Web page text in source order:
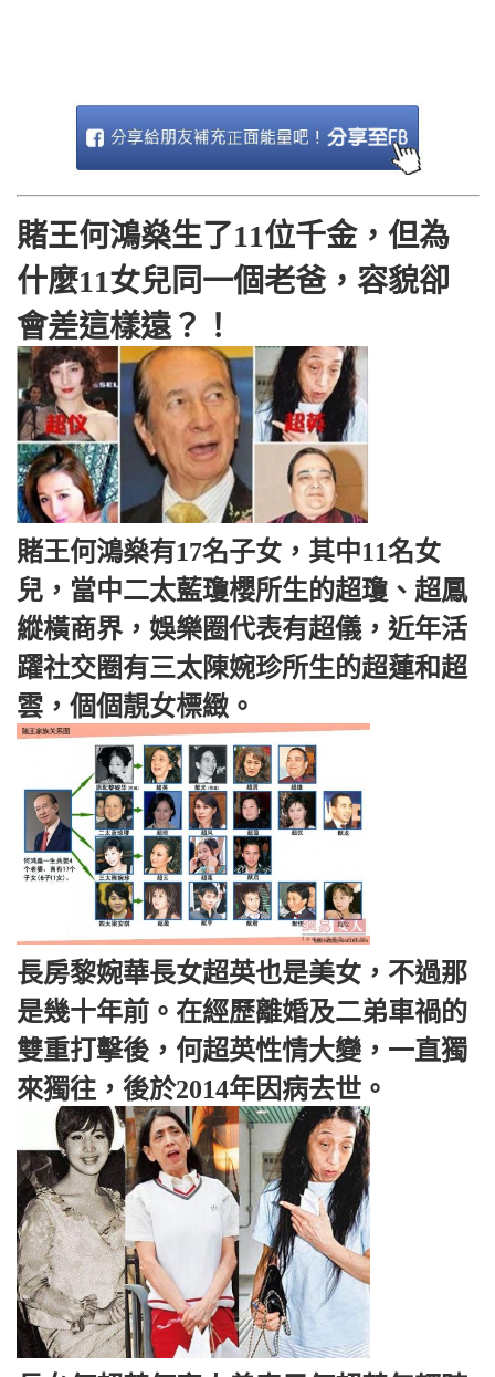
賭王何鴻燊生了11位千金，但為
什麼11女兒同一個老爸，容貌卻
會差這樣遠？！
賭王何鴻燊有17名子女，其中11名女
兒，當中二太藍瓊櫻所生的超瓊、超鳳
縱橫商界，娛樂圈代表有超儀，近年活
躍社交圈有三太陳婉珍所生的超蓮和超
雲，個個靚女標緻。
長房黎婉華長女超英也是美女，不過那
是幾十年前。在經歷離婚及二弟車禍的
雙重打擊後，何超英性情大變，一直獨
來獨往，後於2014年因病去世。